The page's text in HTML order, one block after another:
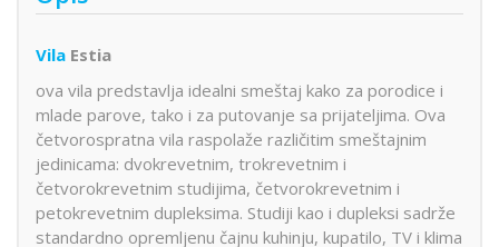
Vila Estia
ova vila predstavlja idealni smeštaj kako za porodice i
mlade parove, tako i za putovanje sa prijateljima. Ova
četvorospratna vila raspolaže različitim smeštajnim
jedinicama: dvokrevetnim, trokrevetnim i
četvorokrevetnim studijima, četvorokrevetnim i
petokrevetnim dupleksima. Studiji kao i dupleksi sadrže
standardno opremljenu čajnu kuhinju, kupatilo, TV i klima